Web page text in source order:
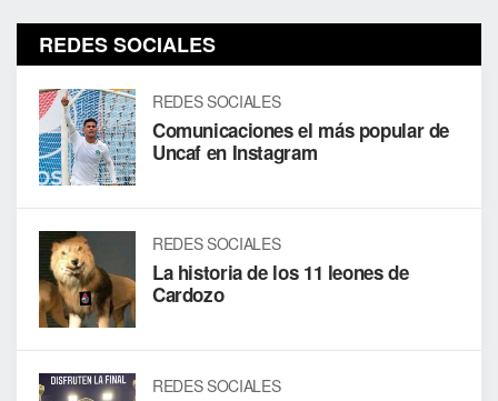
REDES SOCIALES
REDES SOCIALES
Comunicaciones el más popular de
Uncaf en Instagram
REDES SOCIALES
La historia de los 11 leones de
Cardozo
REDES SOCIALES